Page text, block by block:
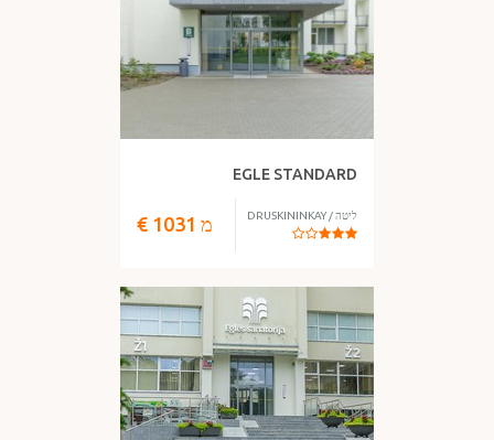
EGLE STANDARD
ליטה/
DRUSKININKAY מ 1031
€